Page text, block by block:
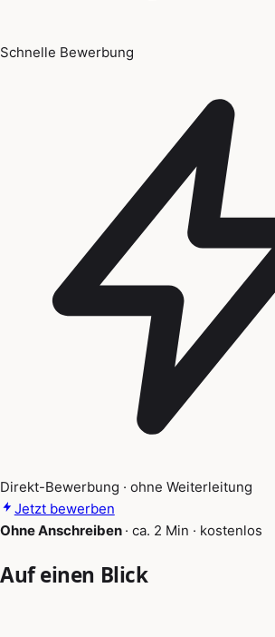
Schnelle Bewerbung
Direkt-Bewerbung · ohne Weiterleitung
Jetzt bewerben
Ohne Anschreiben · ca. 2 Min · kostenlos
Auf einen Blick